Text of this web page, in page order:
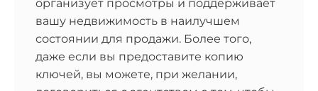
состоянии для продажи. Более того,
даже если вы предоставите копию
ключей, вы можете, при желании,
договориться с агентством о том, чтобы
оно связывалось с вами перед каждым